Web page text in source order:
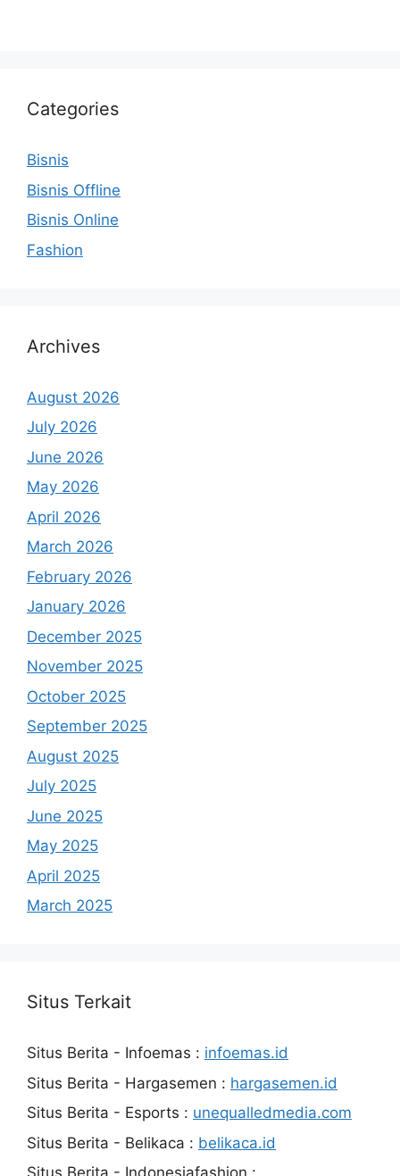
Categories
Bisnis
Bisnis Offline
Bisnis Online
Fashion
Archives
August 2026
July 2026
June 2026
May 2026
April 2026
March 2026
February 2026
January 2026
December 2025
November 2025
October 2025
September 2025
August 2025
July 2025
June 2025
May 2025
April 2025
March 2025
Situs Terkait
Situs Berita - Infoemas : infoemas.id
Situs Berita - Hargasemen : hargasemen.id
Situs Berita - Esports : unequalledmedia.com
Situs Berita - Belikaca : belikaca.id